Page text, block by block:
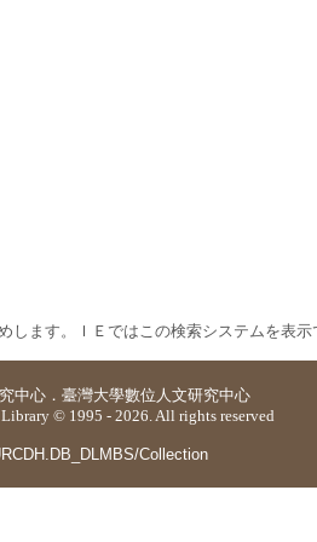
ます。ＩＥではこの検索システムを表示
中心 ． 臺灣大學數位人文研究中心
© 1995 - 2026. All rights reserved
Collection